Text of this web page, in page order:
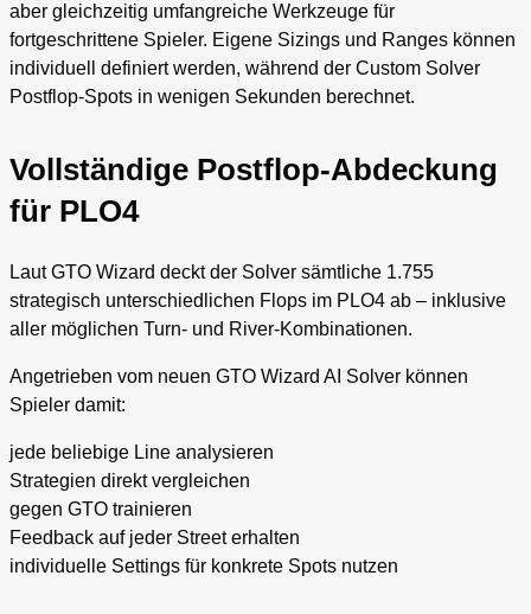
aber gleichzeitig umfangreiche Werkzeuge für
fortgeschrittene Spieler. Eigene Sizings und Ranges können
individuell definiert werden, während der Custom Solver
Postflop-Spots in wenigen Sekunden berechnet.
Vollständige Postflop-Abdeckung
für PLO4
Laut GTO Wizard deckt der Solver sämtliche 1.755
strategisch unterschiedlichen Flops im PLO4 ab – inklusive
aller möglichen Turn- und River-Kombinationen.
Angetrieben vom neuen GTO Wizard AI Solver können
Spieler damit:
jede beliebige Line analysieren
Strategien direkt vergleichen
gegen GTO trainieren
Feedback auf jeder Street erhalten
individuelle Settings für konkrete Spots nutzen